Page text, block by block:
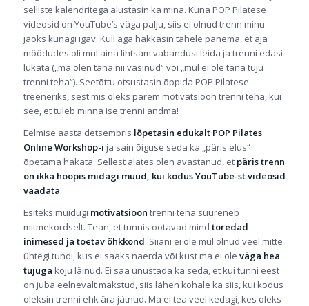
selliste kalendritega alustasin ka mina. Kuna POP Pilatese
videosid on YouTube’s väga palju, siis ei olnud trenn minu
jaoks kunagi igav. Küll aga hakkasin tähele panema, et aja
möödudes oli mul aina lihtsam vabandusi leida ja trenni edasi
lükata („ma olen täna nii väsinud“ või „mul ei ole täna tuju
trenni teha“). Seetõttu otsustasin õppida POP Pilatese
treeneriks, sest mis oleks parem motivatsioon trenni teha, kui
see, et tuleb minna ise trenni andma!
Eelmise aasta detsembris lõpetasin edukalt POP Pilates
Online Workshop-i ja sain õiguse seda ka „päris elus“
õpetama hakata. Sellest alates olen avastanud, et päris trenn
on ikka hoopis midagi muud, kui kodus YouTube-st videosid
vaadata.
Esiteks muidugi motivatsioon trenni teha suureneb
mitmekordselt. Tean, et tunnis ootavad mind toredad
inimesed ja toetav õhkkond. Siiani ei ole mul olnud veel mitte
ühtegi tundi, kus ei saaks naerda või kust ma ei ole väga hea
tujuga koju läinud. Ei saa unustada ka seda, et kui tunni eest
on juba eelnevalt makstud, siis lähen kohale ka siis, kui kodus
oleksin trenni ehk ära jätnud. Ma ei tea veel kedagi, kes oleks